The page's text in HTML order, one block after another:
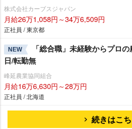
株式会社カーブスジャパン
月給26万1,058円～34万6,509円
正社員 / 東京都
NEW
「総合職」未経験からプロ
日/転勤無
峰延農業協同組合
月給16万6,630円～28万円
正社員 / 北海道
続きはこ